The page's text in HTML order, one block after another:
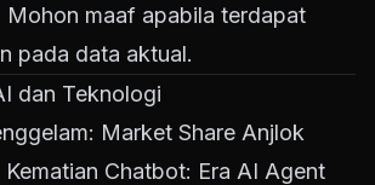
Mohon maaf apabila terdapat
pada data aktual.
dan Teknologi
Market Share Anjlok
Chatbot: Era AI Agent